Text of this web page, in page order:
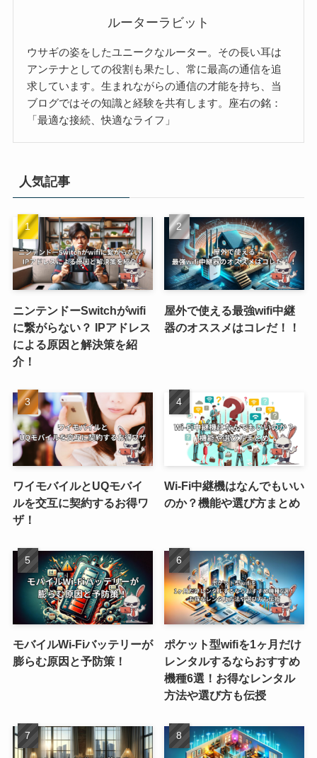
ルーターラビット
ウサギの姿をしたユニークなルーター。その長い耳は
アンテナとしての役割も果たし、常に最高の通信を追
求しています。生まれながらの通信の才能を持ち、当
ブログではその知識と経験を共有します。座右の銘：
「最適な接続、快適なライフ」
人気記事
ニンテンドーSwitchがwifi
に繋がらない？ IPアドレス
による原因と解決策を紹
介！
屋外で使える最強wifi中継
器のオススメはコレだ！！
ワイモバイルとUQモバイ
ルを交互に契約するお得ワ
ザ！
Wi-Fi中継機はなんでもいい
のか？機能や選び方まとめ
モバイルWi-Fiバッテリーが
膨らむ原因と予防策！
ポケット型wifiを1ヶ月だけ
レンタルするならおすすめ
機種6選！お得なレンタル
方法や選び方も伝授